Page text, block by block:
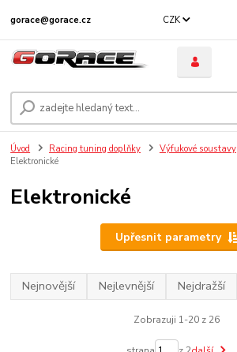
CZK
gorace@gorace.cz
Úvod Racing tuning doplňky Výfukové soustavy
Elektronické
Elektronické
Upřesnit parametry
Nejnovější Nejlevnější Nejdražší
Zobrazuji 1-20 z 26